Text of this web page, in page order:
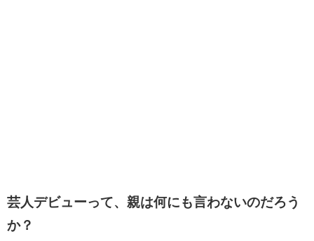
芸人デビューって、親は何にも言わないのだろう
か？